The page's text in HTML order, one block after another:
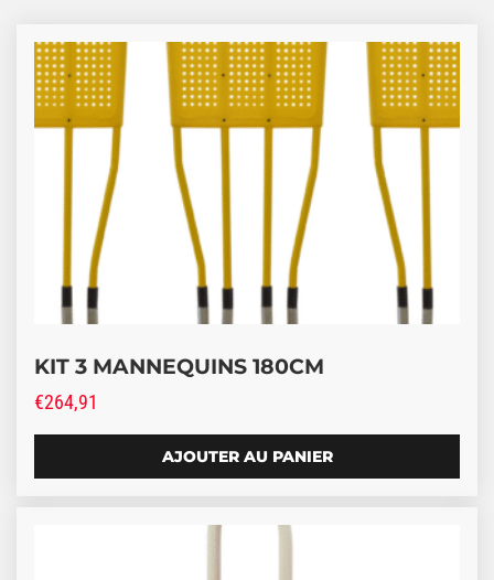
KIT 3 MANNEQUINS 180CM
€264,91
AJOUTER AU PANIER